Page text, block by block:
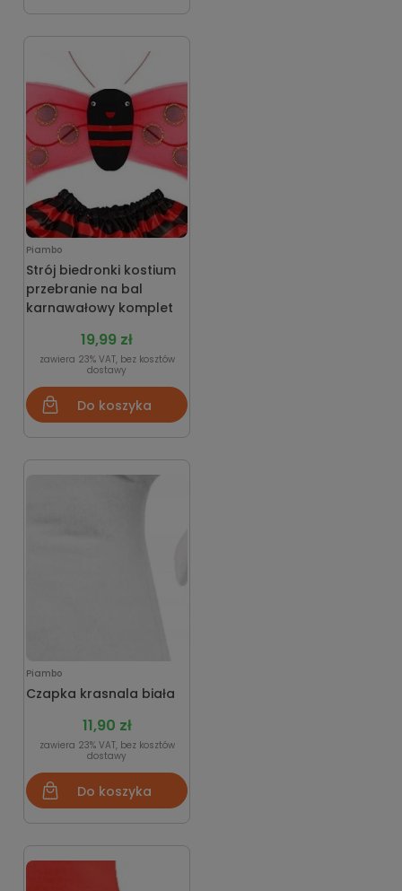
Piambo
Strój biedronki kostium
przebranie na bal
karnawałowy komplet
19,99 zł
zawiera 23% VAT, bez kosztów
dostawy
Do koszyka
Piambo
Czapka krasnala biała
11,90 zł
zawiera 23% VAT, bez kosztów
dostawy
Do koszyka